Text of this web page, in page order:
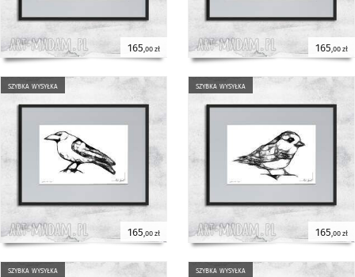
165 ,00 zł 165 ,00 zł
szybka wysyłka
165,00 zł
szybka wysyłka
165,00 zł
szybka wysyłka szybka wysyłka